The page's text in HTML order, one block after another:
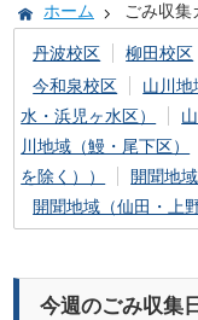
ホーム ごみ収集
丹波校区 柳田校区
今和泉校区
山川地
水・浜児ヶ水区）
川地域（鰻・尾下区）
を除く））
開聞地
開聞地域（仙田・上野
今週のごみ収集